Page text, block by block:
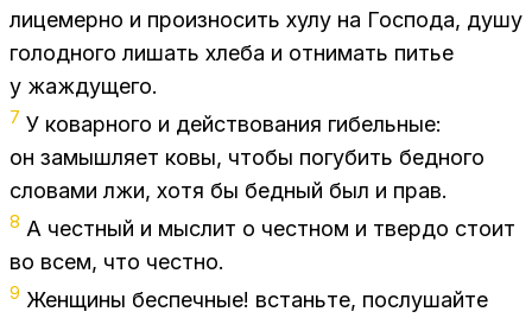
ли­це­мер­но и про­из­но­сить хулу на Гос­по­да, душу
го­лод­но­го ли­шать хле­ба и от­ни­мать пи­тье
у жаж­ду­ще­го.
7 У ко­вар­но­го и дей­ство­ва­ния ги­бель­ные:
он за­мыш­ля­ет ковы, что­бы по­гу­бить бед­но­го
сло­ва­ми лжи, хотя бы бед­ный был и прав.
8 А чест­ный и мыс­лит о чест­ном и твер­до сто­ит
во всем, что чест­но.
9 Жен­щи­ны бес­печ­ные! встань­те, по­слу­шай­те